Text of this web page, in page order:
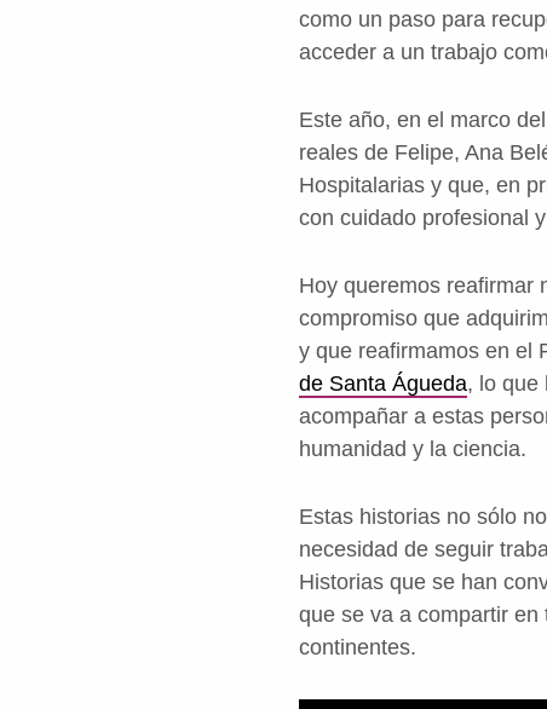
como un paso para
acceder a un trabajo
Este año, en el marco del
reales de Felipe, Ana
Hospitalarias y que, en
con cuidado profesional
Hoy queremos reafirmar
compromiso que
y que reafirmamos en el
de Santa Águeda, lo que
acompañar a estas
humanidad y la ciencia.
Estas historias no sólo
necesidad de seguir
Historias que se han
que se va a compartir
continentes.